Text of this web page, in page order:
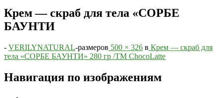
Крем — скраб для тела «СОРБЕ
БАУНТИ
- VERILYNATURAL-размеров 500 × 326 в Крем — скраб для
тела «СОРБЕ БАУНТИ» 280 гр /TM ChocoLatte
Навигация по изображениям